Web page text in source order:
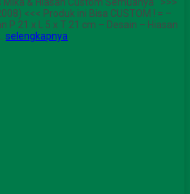
<<< Produk ini Bisa CUSTOM ! = –
P 21 x L 5 x T 21 cm – Desain – Hiasan
selengkapnya